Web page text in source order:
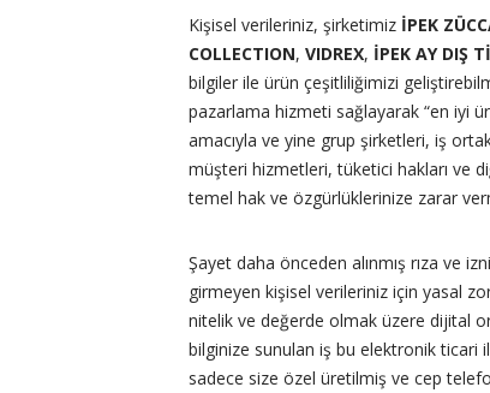
Kişisel verileriniz, şirketimiz İPEK
COLLECTION, VIDREX, İPEK AY DIŞ
bilgiler ile ürün çeşitliliğimizi
pazarlama hizmeti sağlayarak “en iyi
amacıyla ve yine grup şirketleri, iş
müşteri hizmetleri, tüketici hakları ve
temel hak ve özgürlüklerinize zarar
Şayet daha önceden alınmış rıza ve
girmeyen kişisel verileriniz için yasal
nitelik ve değerde olmak üzere dijital
bilginize sunulan iş bu elektronik ticari
sadece size özel üretilmiş ve cep